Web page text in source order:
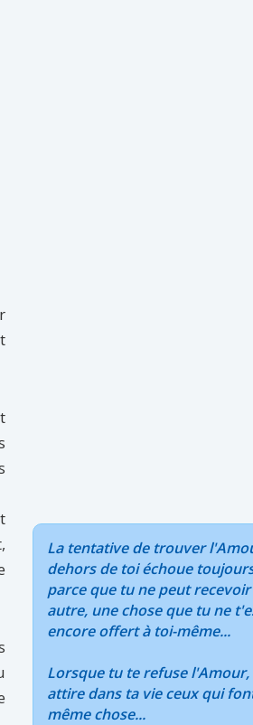
La tentative de trouver
dehors de toi échoue
parce que tu ne peut
autre, une chose que tu ne
encore offert à toi-même...
Lorsque tu te refuse
attire dans ta vie ceux qui
même chose...